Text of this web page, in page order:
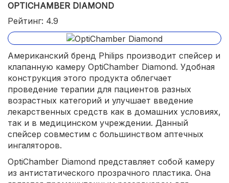
OPTICHAMBER DIAMOND
Рейтинг: 4.9
Американский бренд Philips производит спейсер и
клапанную камеру OptiChamber Diamond. Удобная
конструкция этого продукта облегчает
проведение терапии для пациентов разных
возрастных категорий и улучшает введение
лекарственных средств как в домашних условиях,
так и в медицинском учреждении. Данный
спейсер совместим с большинством аптечных
ингаляторов.
OptiChamber Diamond представляет собой камеру
из антистатического прозрачного пластика. Она